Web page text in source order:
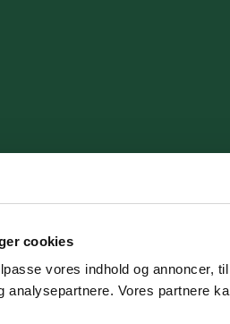
cookies
vores indhold og annoncer,
analysepartnere. Vores partnere